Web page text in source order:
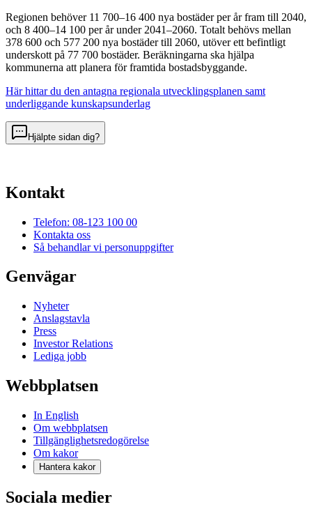
Regionen behöver 11 700–16 400 nya bostäder per år fram till 2040,
och 8 400–14 100 per år under 2041–2060. Totalt behövs mellan
378 600 och 577 200 nya bostäder till 2060, utöver ett befintligt
underskott på 77 700 bostäder. Beräkningarna ska hjälpa
kommunerna att planera för framtida bostadsbyggande.
Här hittar du den antagna regionala utvecklingsplanen samt
underliggande kunskapsunderlag
Hjälpte sidan dig?
Kontakt
Telefon: 08-123 100 00
Kontakta oss
Så behandlar vi personuppgifter
Genvägar
Nyheter
Anslagstavla
Press
Investor Relations
Lediga jobb
Webbplatsen
In English
Om webbplatsen
Tillgänglighetsredogörelse
Om kakor
Hantera kakor
Sociala medier